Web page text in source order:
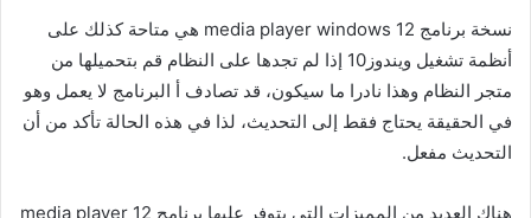
نسخة برنامج 12 media player windows هي متاحة كذلك على
أنظمة تشغيل ويندوز10 إذا لم تجدها على النظام قم بتحميلها من
متجر النظام وهذا نادرا ما سيكون، قد تصادف أ البرنامج لا يعمل وهو
في الحقيقة يحتاج فقط إلى التحديث، لذا في هذه الحالة تأكد من أن
التحديث مفعل.
هناك العديد من المميزات التي يتوفر عليها برنامج 12 media player